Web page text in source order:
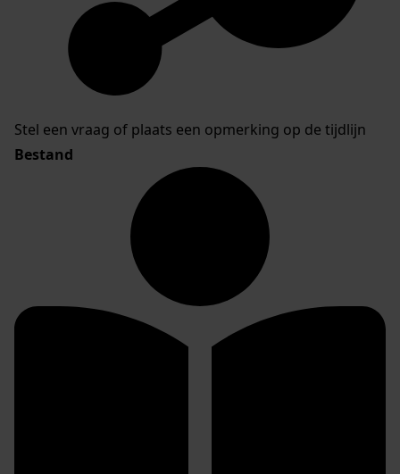
Stel een vraag of plaats een opmerking op de tijdlijn
Bestand